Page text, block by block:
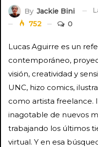
By Jackie Bini
752
0
Lucas Aguirre es un
contemporáneo,
visión, creatividad y
UNC, hizo comics,
como artista freelance.
inagotable de nuevos
trabajando los últimos
virtual. Y en esa